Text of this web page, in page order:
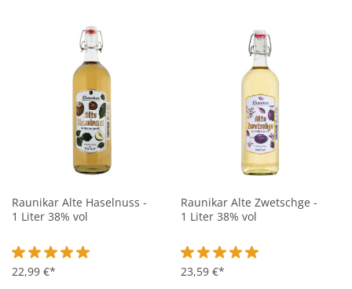
Raunikar Alte Haselnuss -
1 Liter 38% vol
Durchschnittliche Bewertung von 5 von 5 Sternen
22,99 €*
Raunikar Alte Zwetschge -
1 Liter 38% vol
Durchschnittliche Bewertung
23,59 €*